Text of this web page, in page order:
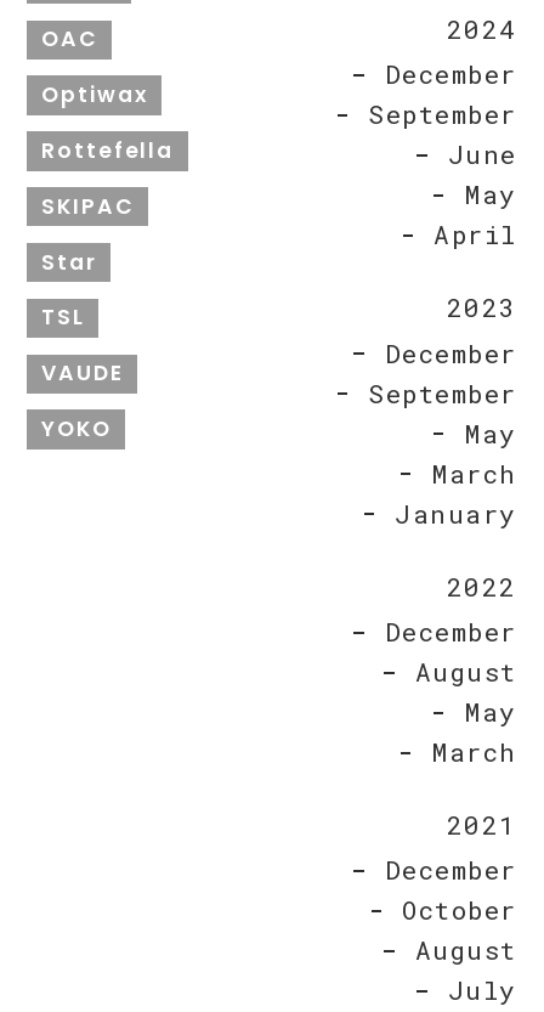
OAC
Optiwax
Rottefella
SKIPAC
Star
TSL
VAUDE
YOKO
2024
December
September
June
May
April
2023
December
September
May
March
January
2022
December
August
May
March
2021
December
October
August
July